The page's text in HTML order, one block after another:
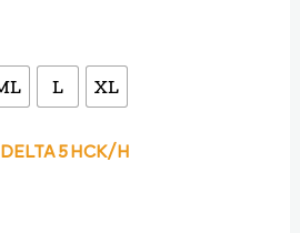
€.
L XL
5 HCK/H